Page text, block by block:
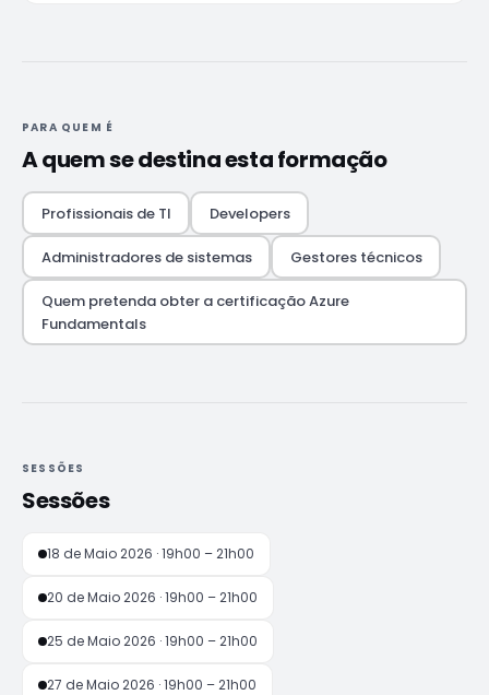
PARA QUEM É
A quem se destina esta formação
Profissionais de TI Developers
Administradores de sistemas Gestores técnicos
Quem pretenda obter a certificação Azure
Fundamentals
SESSÕES
Sessões
18 de Maio 2026 · 19h00 – 21h00
20 de Maio 2026 · 19h00 – 21h00
25 de Maio 2026 · 19h00 – 21h00
27 de Maio 2026 · 19h00 – 21h00